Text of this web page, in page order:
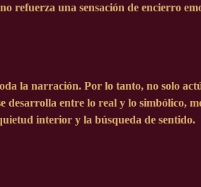
refuerza una sensación de encierro
la narración. Por lo tanto, no solo
desarrolla entre lo real y lo simbólico,
interior y la búsqueda de sentido.